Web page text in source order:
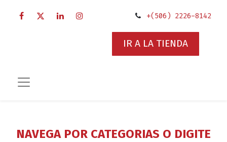
+(506) 2226-8142
IR A LA TIENDA
NAVEGA POR CATEGORIAS O DIGITE